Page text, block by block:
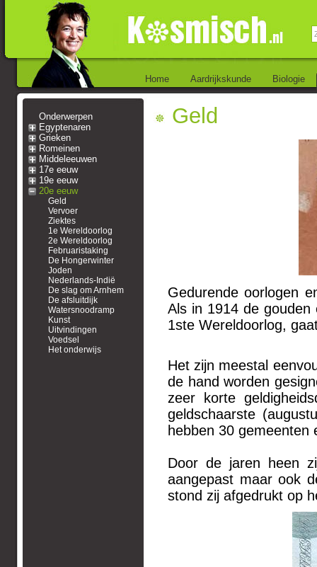
Home Aardrijkskunde Biologie
Onderwerpen
Egyptenaren
Grieken
Romeinen
Middeleeuwen
17e eeuw
19e eeuw
20e eeuw
Geld
Vervoer
Ziektes
1e Wereldoorlog
2e Wereldoorlog
Februaristaking
De Hongerwinter
Joden
Nederlands-Indië
De slag om Arnhem
De afsluitdijk
Watersnoodramp
Kunst
Uitvindingen
Voedsel
Het onderwijs
Geld
Gedurende oorlogen
Als in 1914 de
1ste Wereldoorlog,
Het zijn meestal
de hand worden
zeer korte
geldschaarste
hebben 30 gemeenten
Door de jaren heen
aangepast maar ook
stond zij afgedrukt op